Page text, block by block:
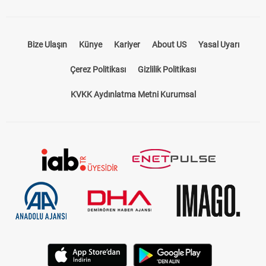
Bize Ulaşın Künye Kariyer About US Yasal Uyarı
Çerez Politikası Gizlilik Politikası
KVKK Aydınlatma Metni Kurumsal